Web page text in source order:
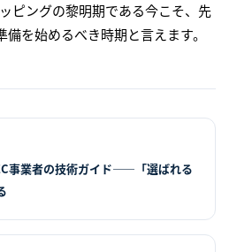
ピングの黎明期である今こそ、先
を始めるべき時期と言えます。
事業者の技術ガイド――「選ばれる